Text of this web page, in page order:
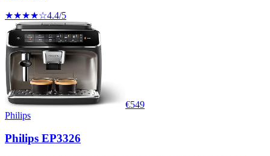
★★★★☆4.4/5
€549
Philips
Philips EP3326